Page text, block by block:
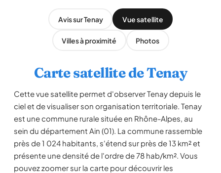
Avis sur Tenay Vue satellite
Villes à proximité Photos
Carte satellite de Tenay
Cette vue satellite permet d'observer Tenay depuis le
ciel et de visualiser son organisation territoriale. Tenay
est une commune rurale située en Rhône-Alpes, au
sein du département Ain (01). La commune rassemble
près de 1 024 habitants, s'étend sur près de 13 km² et
présente une densité de l'ordre de 78 hab/km². Vous
pouvez zoomer sur la carte pour découvrir les